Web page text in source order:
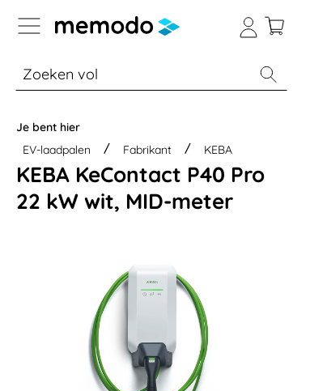
naar navigatie B2B-platform
% Sale Batterijopslag thuis
Je bent hier
EV-laadpalen
Fabrikant KEBA
KEBA KeContact P40 Pro
22 kW wit, MID-meter